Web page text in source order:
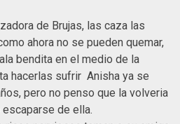
de Brujas, las caza las
ahora no se pueden quemar,
bendita en el medio de la
hacerlas sufrir Anisha ya se
pero no penso que la volveria
de ella.